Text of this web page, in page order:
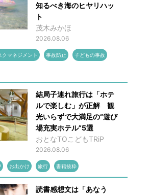
知るべき海のヒヤリハッ
ト
茂木みかほ
2026.08.06
クマネジメント 事故防止 子どもの事故
結局子連れ旅行は「ホテ
ルで楽しむ」が正解 観
光いらずで大満足の“遊び
場充実ホテル”5選
おとなTOこどもTRiP
2026.08.06
お出かけ 旅行 書籍抜粋
読書感想文は「あなう